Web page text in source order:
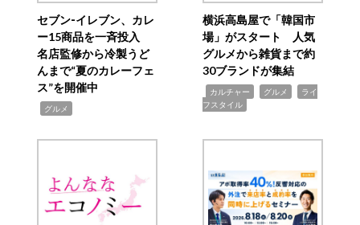
セブン‐イレブン、カレ
ー15商品を一斉投入
名店監修から冷製うど
んまで“夏のカレーフェ
ス”を開催中
グルメ
横浜高島屋で「韓国市
場」がスタート 人気
グルメから雑貨まで約
30ブランドが集結
カルチャー グルメ
ライ
フスタイル